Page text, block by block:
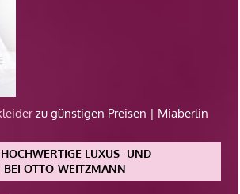
zu günstigen Preisen | Miaberlin
LUXUS- UND
BEI OTTO-WEITZMANN